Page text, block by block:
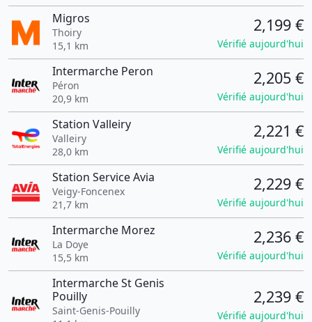
Migros
Thoiry
15,1 km
2,199 €
Vérifié aujourd'hui
Intermarche Peron
Péron
20,9 km
2,205 €
Vérifié aujourd'hui
Station Valleiry
Valleiry
28,0 km
2,221 €
Vérifié aujourd'hui
Station Service Avia
Veigy-Foncenex
21,7 km
2,229 €
Vérifié aujourd'hui
Intermarche Morez
La Doye
15,5 km
2,236 €
Vérifié aujourd'hui
Intermarche St Genis
Pouilly
Saint-Genis-Pouilly
2,239 €
Vérifié aujourd'hui